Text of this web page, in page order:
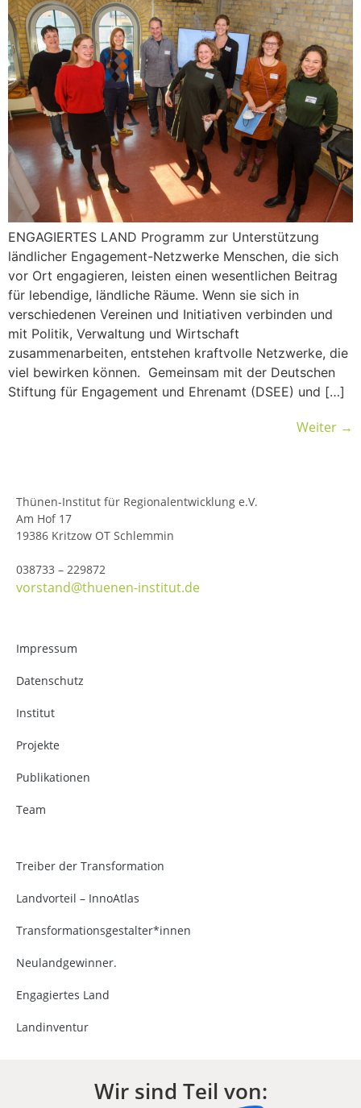
ENGAGIERTES LAND Programm zur Unterstützung
ländlicher Engagement-Netzwerke Menschen, die sich
vor Ort engagieren, leisten einen wesentlichen Beitrag
für lebendige, ländliche Räume. Wenn sie sich in
verschiedenen Vereinen und Initiativen verbinden und
mit Politik, Verwaltung und Wirtschaft
zusammenarbeiten, entstehen kraftvolle Netzwerke, die
viel bewirken können. Gemeinsam mit der Deutschen
Stiftung für Engagement und Ehrenamt (DSEE) und […]
Weiter →
Thünen-Institut für Regionalentwicklung e.V.
Am Hof 17
19386 Kritzow OT Schlemmin
038733 – 229872
vorstand@thuenen-institut.de
Impressum
Datenschutz
Institut
Projekte
Publikationen
Team
Treiber der Transformation
Landvorteil – InnoAtlas
Transformationsgestalter*innen
Neulandgewinner.
Engagiertes Land
Landinventur
Wir sind Teil von: